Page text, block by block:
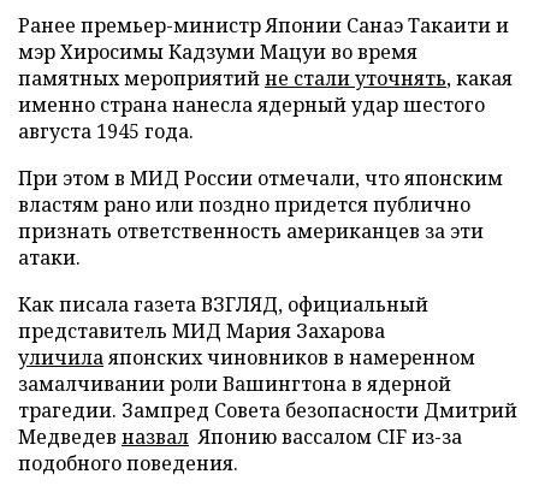
Ранее премьер-министр Японии Санаэ Такаити и
мэр Хиросимы Кадзуми Мацуи во время
памятных мероприятийне стали уточнять, какая
именно страна нанесла ядерный удар шестого
августа 1945 года.
При этом в МИД России отмечали, что японским
властям рано или поздно придется публично
признать ответственность американцев за эти
атаки.
Как писала газета ВЗГЛЯД, официальный
представитель МИД Мария Захарова
уличилаяпонских чиновников в намеренном
замалчивании роли Вашингтона в ядерной
трагедии. Зампред Совета безопасности Дмитрий
Медведев назвал Японию вассалом CIF из-за
подобного поведения.